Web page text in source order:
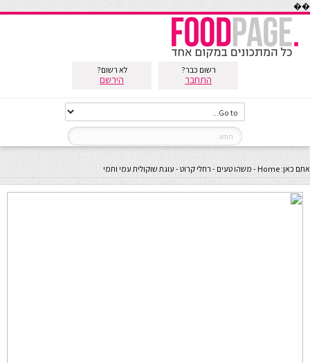
��
רשום כבר?
התחבר
לא רשום?
הירשם
אתם כאן: Home
- משהו טעים - רחלי קרוט- עוגת שוקולית עמי ותמי